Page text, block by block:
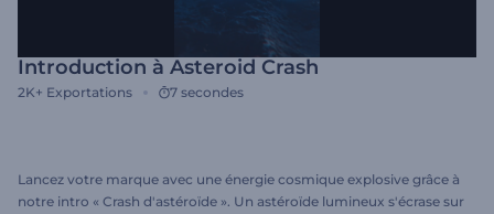
Introduction à Asteroid Crash
2K+ Exportations 7 secondes
Lancez votre marque avec une énergie cosmique explosive grâce à
notre intro « Crash d'astéroïde ». Un astéroïde lumineux s'écrase sur